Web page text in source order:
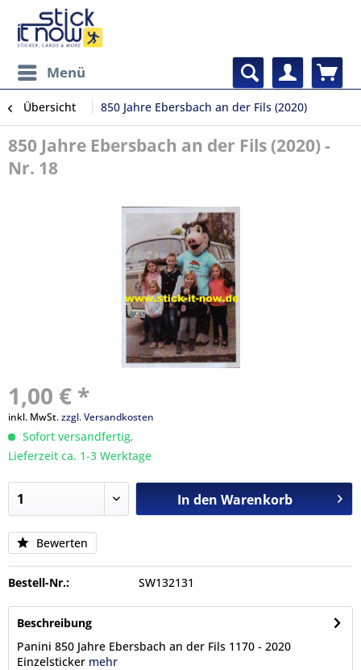
Menü
Übersicht 850 Jahre Ebersbach an der Fils (2020)
850 Jahre Ebersbach an der Fils (2020) -
Nr. 18
1,00 € *
inkl. MwSt.zzgl. Versandkosten
Sofort versandfertig,
Lieferzeit ca. 1-3 Werktage
In den Warenkorb
Bewerten
Bestell-Nr.: SW132131
Beschreibung
Panini 850 Jahre Ebersbach an der Fils 1170 - 2020
Einzelsticker mehr